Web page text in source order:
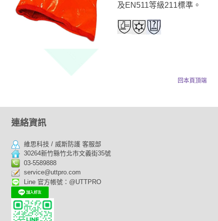
及EN511等級211標準。
回本頁頂端
連絡資訊
維思科技 / 威斯防護 客服部
30264新竹縣竹北市文義街35號
03-5589888
service@uttpro.com
Line 官方帳號：@UTTPRO